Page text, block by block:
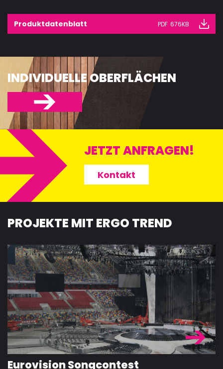
Produktdatenblatt PDF 676KB
INDIVIDUELLE OBERFLÄCHEN
JETZT ANFRAGEN!
Kontakt
PROJEKTE MIT ERGO TREND
Eurovision Songcontest